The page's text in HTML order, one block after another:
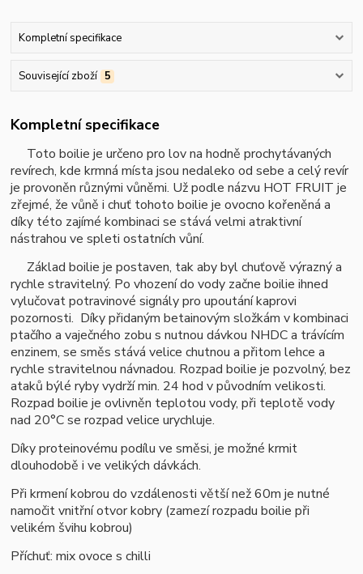
Kompletní specifikace
Související zboží 5
Kompletní specifikace
Toto boilie je určeno pro lov na hodně prochytávaných
revírech, kde krmná místa jsou nedaleko od sebe a celý revír
je provoněn různými vůněmi. Už podle názvu HOT FRUIT je
zřejmé, že vůně i chuť tohoto boilie je ovocno kořeněná a
díky této zajímé kombinaci se stává velmi atraktivní
nástrahou ve spleti ostatních vůní.
Základ boilie je postaven, tak aby byl chuťově výrazný a
rychle stravitelný. Po vhození do vody začne boilie ihned
vylučovat potravinové signály pro upoutání kaprovi
pozornosti. Díky přidaným betainovým složkám v kombinaci
ptačího a vaječného zobu s nutnou dávkou NHDC a trávícím
enzinem, sesměs stává velice chutnou a přitom lehce a
rychle stravitelnou návnadou. Rozpad boilie je pozvolný, bez
ataků býlé ryby vydrží min. 24 hod v původním velikosti.
Rozpad boilie je ovlivněn teplotou vody, při teplotě vody
nad 20°C se rozpad velice urychluje.
Díky proteinovému podílu ve směsi, je možné krmit
dlouhodobě i ve velikých dávkách.
Při krmení kobrou do vzdálenosti větší než 60m je nutné
namočit vnitřní otvor kobry (zamezí rozpadu boilie při
velikém švihu kobrou)
Příchuť: mix ovoce s chilli